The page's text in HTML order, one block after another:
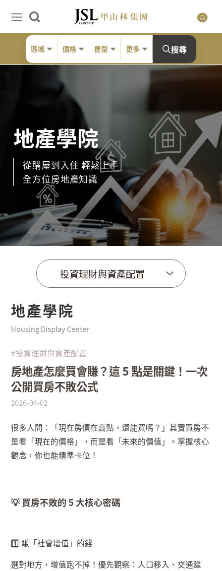
區域 價格 房型 更多 搜尋
地產學院
從購屋到入住 輕鬆上手
全方位房地產知識
投資理財與資產配置
地產學院
Housing Display Center
#投資理財與資產配置
房地產怎麼買會賺？這 5 點是關鍵！一次
公開買房不敗公式
2026-04-02
很多人問：「現在房價在高點，還能買嗎？」其實買房不
是看「現在的價格」，而是看「未來的價值」。掌握核心
觀念，你也能精準卡位！
💡 買房不敗的5 大核心密碼
1️ 賺「社會增值」的錢
選對地方，增值跑不掉！優先觀察：人口移入、交通建